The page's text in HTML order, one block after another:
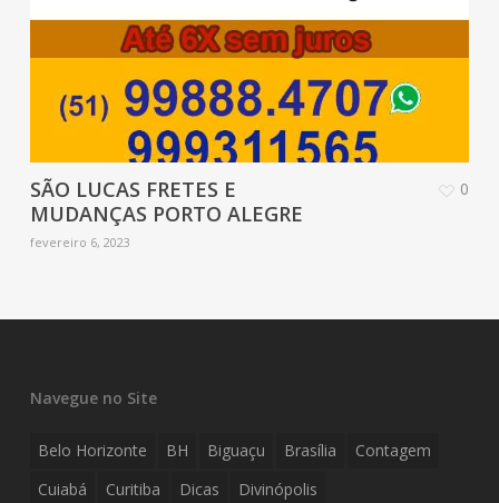
SÃO LUCAS FRETES E
MUDANÇAS PORTO ALEGRE
fevereiro 6, 2023
0
Navegue no Site
Belo Horizonte BH Biguaçu Brasília
Contagem
Cuiabá
Curitiba Dicas
Divinópolis